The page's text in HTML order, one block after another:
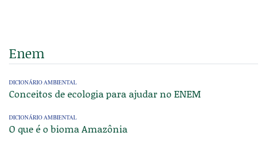
Enem
DICIONÁRIO AMBIENTAL
Conceitos de ecologia para ajudar no ENEM
DICIONÁRIO AMBIENTAL
O que é o bioma Amazônia